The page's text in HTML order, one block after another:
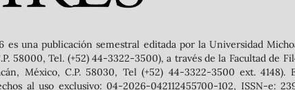
una publicación semestral editada por la Universidad
58000, Tel. (+52) 44-3322-3500), a través de la Facultad de
México, C.P. 58030, Tel (+52) 44-3322-3500 ext. 4148).
al uso exclusivo: 04-2026-042112455700-102, ISSN-e: